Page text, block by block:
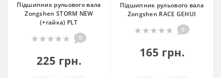
Підшипник рульового вала
Zongshen STORM NEW
(+гайка) PLT
0
225 грн.
Підшипник рульового вала
Zongshen RACE GEHUI
0
165 грн.